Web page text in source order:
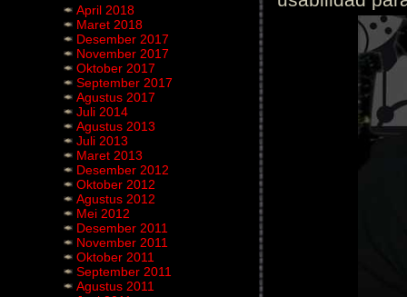
April 2018
Maret 2018
Desember 2017
November 2017
Oktober 2017
September 2017
Agustus 2017
Juli 2014
Agustus 2013
Juli 2013
Maret 2013
Desember 2012
Oktober 2012
Agustus 2012
Mei 2012
Desember 2011
November 2011
Oktober 2011
September 2011
Agustus 2011